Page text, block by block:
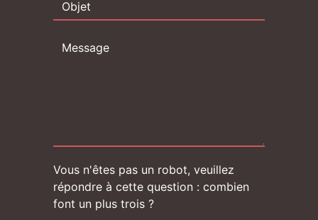
Vous n'êtes pas un robot, veuillez
répondre à cette question : combien
font un plus trois ?